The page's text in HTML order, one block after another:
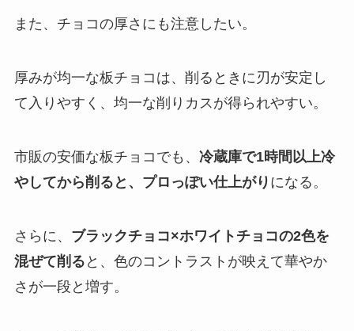
また、チョコの厚さにも注意したい。
厚みが均一な板チョコは、削るときに刃が安定し
て入りやすく、均一な削りカスが得られやすい。
市販の安価な板チョコでも、 冷蔵庫で1時間以上冷
やしてから削ると、プロっぽい仕上がり になる。
さらに、 ブラックチョコ×ホワイトチョコの2色を
混ぜて削る と、色のコントラストが映えて華やか
さが一段と増す。